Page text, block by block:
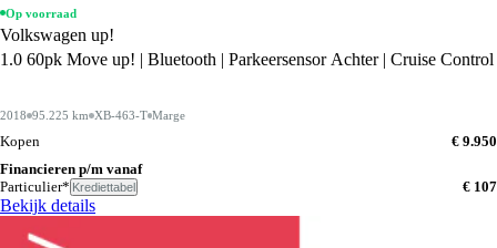
Op voorraad
Volkswagen up!
1.0 60pk Move up! | Bluetooth | Parkeersensor Achter | Cruise Control
2018 95.225 km XB-463-T Marge
Kopen
€ 9.950
Financieren p/m vanaf
Particulier* Krediettabel € 107
Bekijk details